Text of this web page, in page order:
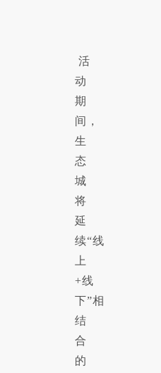
活
动
期
间，
生
态
城
将
延
续“线
上
+线
下”相
结
合
的